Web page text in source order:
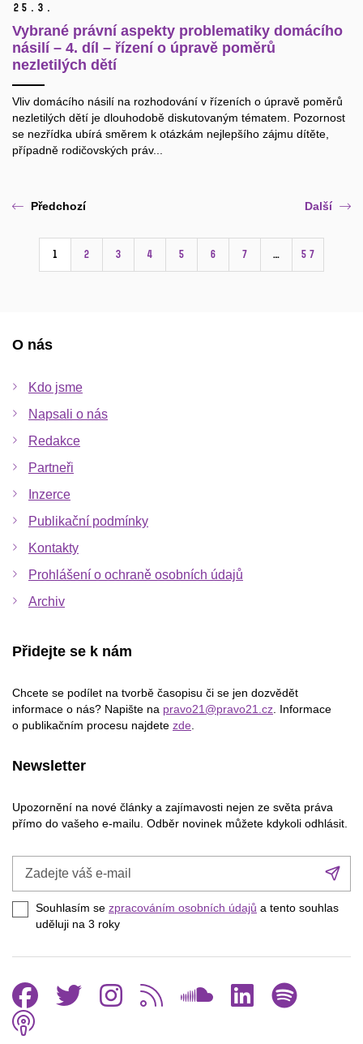
25. 3.
Vybrané právní aspekty problematiky domácího
násilí – 4. díl – řízení o úpravě poměrů
nezletilých dětí
Vliv domácího násilí na rozhodování v řízeních o úpravě poměrů
nezletilých dětí je dlouhodobě diskutovaným tématem. Pozornost
se nezřídka ubírá směrem k otázkám nejlepšího zájmu dítěte,
případně rodičovských práv...
Předchozí
1 2 3 4 5 6 7 … 57
Další
O nás
Kdo jsme
Napsali o nás
Redakce
Partneři
Inzerce
Publikační podmínky
Kontakty
Prohlášení o ochraně osobních údajů
Archiv
Přidejte se k nám
Chcete se podílet na tvorbě časopisu či se jen dozvědět
informace o nás? Napište na pravo21@pravo21.cz . Informace
o publikačním procesu najdete zde
Newsletter
Upozornění na nové články a zajímavosti nejen ze světa práva
přímo do vašeho e-mailu. Odběr novinek můžete kdykoli odhlásit.
e-
mail
Souhlasím se zpracováním osobních údajů a tento souhlas
uděluji na 3 roky
Facebook
Twitter
Instagram
RSS
Podcast